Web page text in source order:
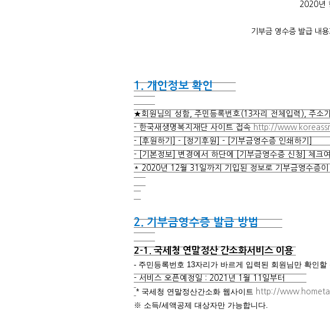
2020년
기부금 영수증 발급 내
1. 개인정보 확인
★회원님의 성함, 주민등록번호(13자리 전체입력), 주
- 한국새생명복지재단 사이트 접속 http://
- [후원하기] - [정기후원] - [기부금영수증 인쇄하기]
- [기본정보] 변경에서 하단에 [기부금영수증 신청] 체
* 2020년 12월 31일까지 기입된 정보로 기부금영수
2. 기부금영수증 발급 방법
2-1. 국세청 연말정산 간소화서비스 이용
- 주민등록번호 13자리가 바르게 입력된 회원님만 확
- 서비스 오픈예정일 : 2021년 1월 11일부터
* 국세청 연말정산간소화 웹사이트 http://
※ 소득/세액공제 대상자만 가능합니다.